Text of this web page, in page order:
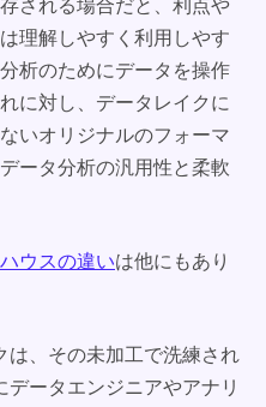
される場合だと、利点や
理解しやすく利用しやす
析のためにデータを操作
に対し、データレイクに
いオリジナルのフォーマ
ータ分析の汎用性と柔軟
ウスの違いは他にもあり
は、その未加工で洗練され
ータエンジニアやアナリ